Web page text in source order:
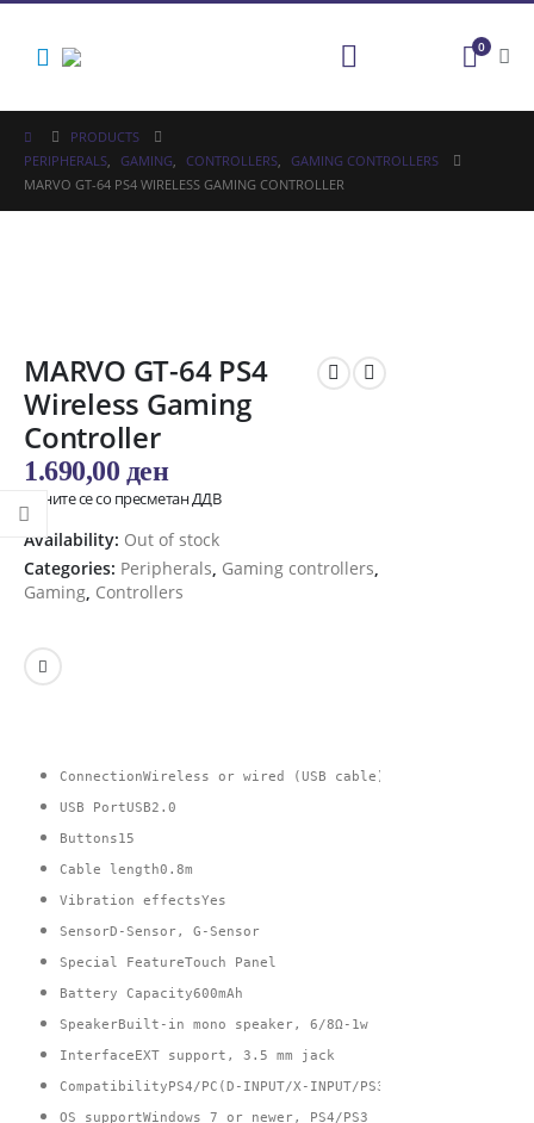
0
PRODUCTS
PERIPHERALS, GAMING, CONTROLLERS, GAMING CONTROLLERS
MARVO GT-64 PS4 WIRELESS GAMING CONTROLLER
MARVO GT-64 PS4
Wireless Gaming
Controller
1.690,00 ден
Цените се со пресметан ДДВ
Availability: Out of stock
Categories: Peripherals, Gaming controllers,
Gaming, Controllers
ConnectionWireless or wired (USB cable)
USB PortUSB2.0
Buttons15
Cable length0.8m
Vibration effectsYes
SensorD-Sensor, G-Sensor
Special FeatureTouch Panel
Battery Capacity600mAh
SpeakerBuilt-in mono speaker, 6/8Ω-1w
InterfaceEXT support, 3.5 mm jack
CompatibilityPS4/PC(D-INPUT/X-INPUT/PS3
OS supportWindows 7 or newer, PS4/PS3